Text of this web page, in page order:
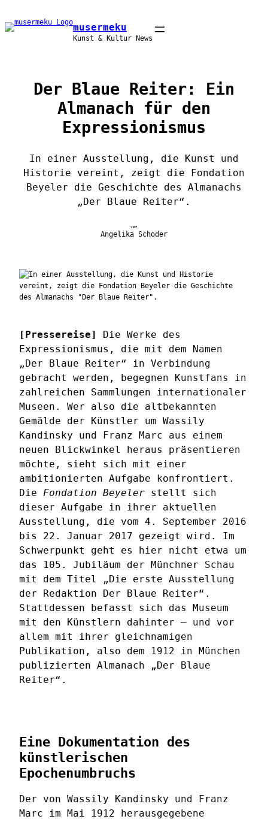
Inhalt
springen
musermeku
Kunst & Kultur News
Der Blaue Reiter: Ein
Almanach für den
Expressionismus
In einer Ausstellung, die Kunst und
Historie vereint, zeigt die Fondation
Beyeler die Geschichte des Almanachs
„Der Blaue Reiter“.
von
Angelika Schoder
[Pressereise]
Die Werke des
Expressionismus, die mit dem Namen
„Der Blaue Reiter“ in Verbindung
gebracht werden, begegnen Kunstfans in
zahlreichen Sammlungen internationaler
Museen. Wer also die altbekannten
Gemälde der Künstler um Wassily
Kandinsky und Franz Marc aus einem
neuen Blickwinkel heraus präsentieren
möchte, sieht sich mit einer
ambitionierten Aufgabe konfrontiert.
Die Fondation Beyeler stellt sich
dieser Aufgabe in ihrer aktuellen
Ausstellung, die vom 4. September 2016
bis 22. Januar 2017 gezeigt wird. Im
Schwerpunkt geht es hier nicht etwa um
das 105. Jubiläum der Münchner Schau
mit dem Titel „Die erste Ausstellung
der Redaktion Der Blaue Reiter“.
Stattdessen befasst sich das Museum
mit den Künstlern dahinter – und vor
allem mit ihrer gleichnamigen
Publikation, also dem 1912 in München
publizierten Almanach „Der Blaue
Reiter“.
Eine Dokumentation des
künstlerischen
Epochenumbruchs
Der von Wassily Kandinsky und Franz
Marc im Mai 1912 herausgegebene